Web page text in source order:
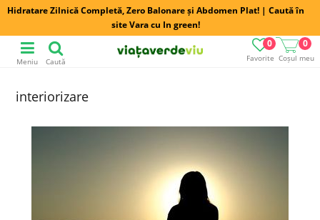
Hidratare Zilnică Completă, Zero Balonare și Abdomen Plat! | Caută în
site Vara cu In green!
Favorite
0
Coșul meu
0
Meniu Caută
interiorizare